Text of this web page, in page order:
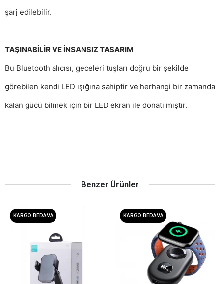
şarj edilebilir.
TAŞINABİLİR VE İNSANSIZ TASARIM
Bu Bluetooth alıcısı, geceleri tuşları doğru bir şekilde
görebilen kendi LED ışığına sahiptir ve herhangi bir zamanda
kalan gücü bilmek için bir LED ekran ile donatılmıştır.
Benzer Ürünler
KARGO BEDAVA KARGO BEDAVA